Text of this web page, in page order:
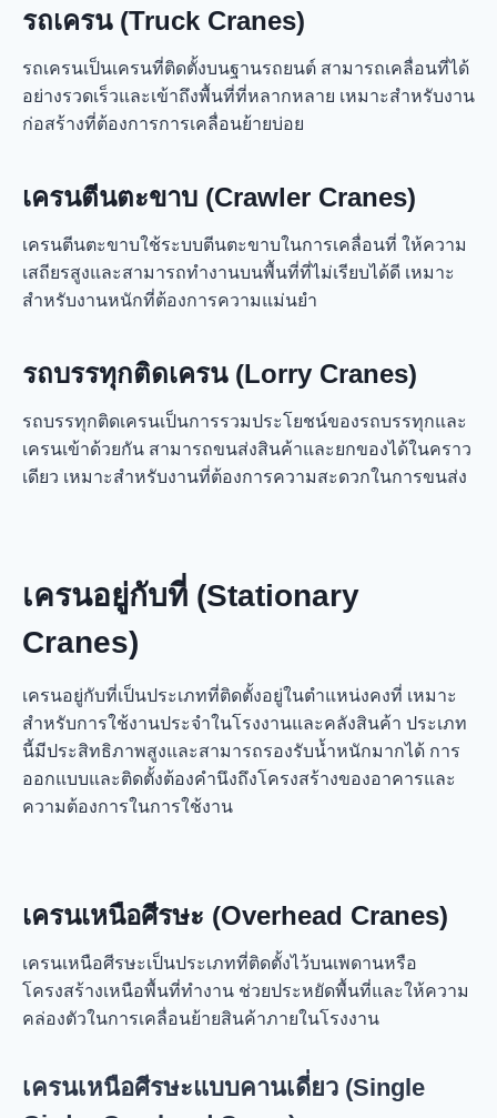
รถเครน (Truck Cranes)
รถเครนเป็นเครนที่ติดตั้งบนฐานรถยนต์ สามารถเคลื่อนที่ได้
อย่างรวดเร็วและเข้าถึงพื้นที่ที่หลากหลาย เหมาะสำหรับงาน
ก่อสร้างที่ต้องการการเคลื่อนย้ายบ่อย
เครนตีนตะขาบ (Crawler Cranes)
เครนตีนตะขาบใช้ระบบตีนตะขาบในการเคลื่อนที่ ให้ความ
เสถียรสูงและสามารถทำงานบนพื้นที่ที่ไม่เรียบได้ดี เหมาะ
สำหรับงานหนักที่ต้องการความแม่นยำ
รถบรรทุกติดเครน (Lorry Cranes)
รถบรรทุกติดเครนเป็นการรวมประโยชน์ของรถบรรทุกและ
เครนเข้าด้วยกัน สามารถขนส่งสินค้าและยกของได้ในคราว
เดียว เหมาะสำหรับงานที่ต้องการความสะดวกในการขนส่ง
เครนอยู่กับที่ (Stationary
Cranes)
เครนอยู่กับที่เป็นประเภทที่ติดตั้งอยู่ในตำแหน่งคงที่ เหมาะ
สำหรับการใช้งานประจำในโรงงานและคลังสินค้า ประเภท
นี้มีประสิทธิภาพสูงและสามารถรองรับน้ำหนักมากได้ การ
ออกแบบและติดตั้งต้องคำนึงถึงโครงสร้างของอาคารและ
ความต้องการในการใช้งาน
เครนเหนือศีรษะ (Overhead Cranes)
เครนเหนือศีรษะเป็นประเภทที่ติดตั้งไว้บนเพดานหรือ
โครงสร้างเหนือพื้นที่ทำงาน ช่วยประหยัดพื้นที่และให้ความ
คล่องตัวในการเคลื่อนย้ายสินค้าภายในโรงงาน
เครนเหนือศีรษะแบบคานเดี่ยว (Single